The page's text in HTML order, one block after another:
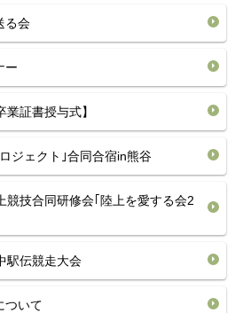
る会
ー
証書授与式】
ジェクト｣合同合宿in熊谷
競技合同研修会｢陸上を愛する会2
駅伝競走大会
ついて